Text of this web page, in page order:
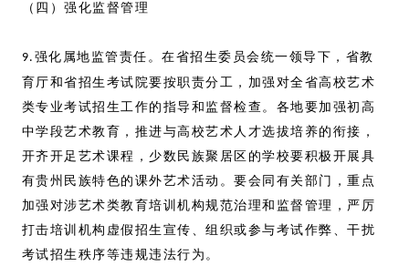
（四）强化监督管理
9. 强化属地监管责任。在省招生委员会统一领导下，省教
育厅和省招生考试院要按职责分工，加强对全省高校艺术
类专业考试招生工作的指导和监督检查。各地要加强初高
中学段艺术教育，推进与高校艺术人才选拔培养的衔接，
开齐开足艺术课程，少数民族聚居区的学校要积极开展具
有贵州民族特色的课外艺术活动。要会同有关部门，重点
加强对涉艺术类教育培训机构规范治理和监督管理，严厉
打击培训机构虚假招生宣传、组织或参与考试作弊、干扰
考试招生秩序等违规违法行为。